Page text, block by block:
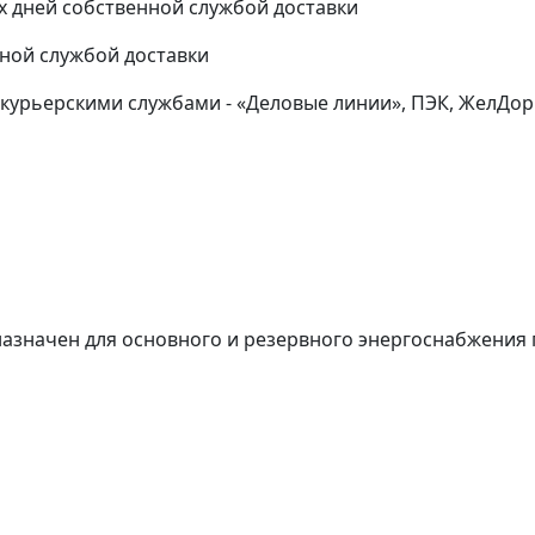
дней собственной службой доставки
службой доставки
службами - «Деловые линии», ПЭК,
для основного и резервного